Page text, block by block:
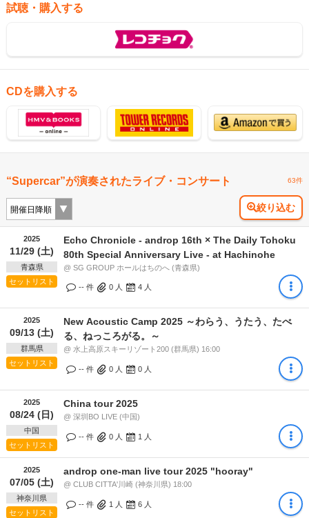
試聴・購入する
CDを購入する
“Supercar”が演奏されたライブ・コンサート 63件
絞り込む
2025
11/29 (土)
青森県
セットリスト
Echo Chronicle - androp 16th × The Daily Tohoku
80th Special Anniversary Live - at Hachinohe
@ SG GROUP ホールはちのへ (青森県)
-- 件 0 人 4 人
2025
09/13 (土)
群馬県
セットリスト
New Acoustic Camp 2025 ～わらう、うたう、たべ
る、ねっころがる。～
@ 水上高原スキーリゾート200 (群馬県) 16:00
-- 件 0 人 0 人
2025
08/24 (日)
中国
セットリスト
China tour 2025
@ 深圳BO LIVE (中国)
-- 件 0 人 1 人
2025
07/05 (土)
神奈川県
セットリスト
androp one-man live tour 2025 "hooray"
@ CLUB CITTA'川崎 (神奈川県) 18:00
-- 件 1 人 6 人